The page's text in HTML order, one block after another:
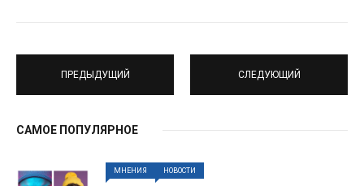
ПРЕДЫДУЩИЙ СЛЕДУЮЩИЙ
САМОЕ ПОПУЛЯРНОЕ
МНЕНИЯ НОВОСТИ